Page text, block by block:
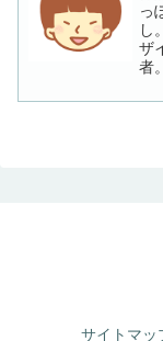
っ
し
ザ
者
サイトマッ